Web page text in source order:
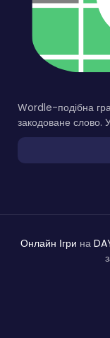
Wordle-подібна
закодоване слово.
Онлайн Ігри на